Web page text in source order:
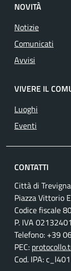
NOVITÀ
Notizie
Comunicati
Avvisi
VIVERE IL
Luoghi
Eventi
CONTATTI
Città di
Piazza Vittorio
Codice fiscale
P. IVA
Telefono: +39
PEC:
Cod. IPA: c_l401